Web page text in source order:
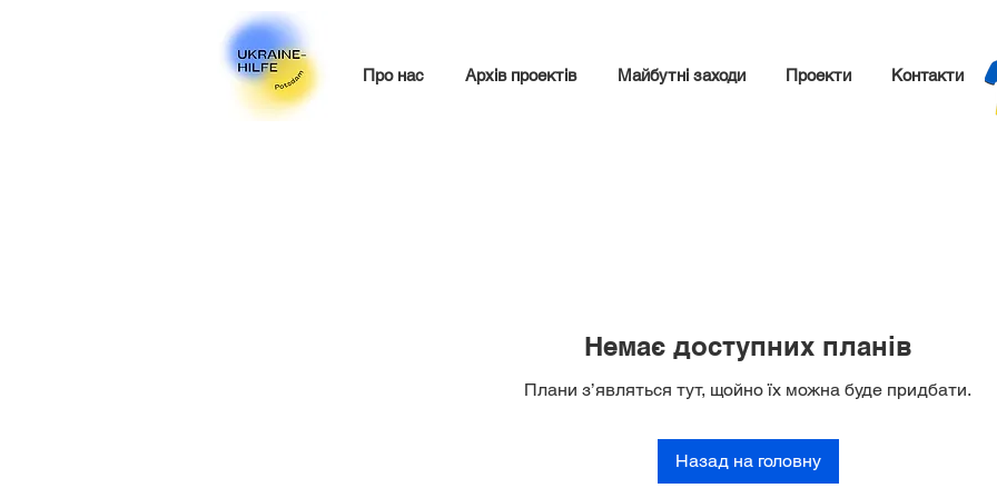
Про нас Архів проектів Майбутні заходи Проекти Контакти
Немає доступних планів
Плани з’являться тут, щойно їх можна буде придбати.
Назад на головну